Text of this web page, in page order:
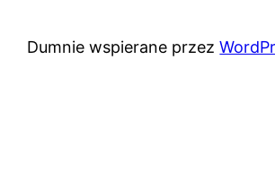
Dumnie wspierane przez